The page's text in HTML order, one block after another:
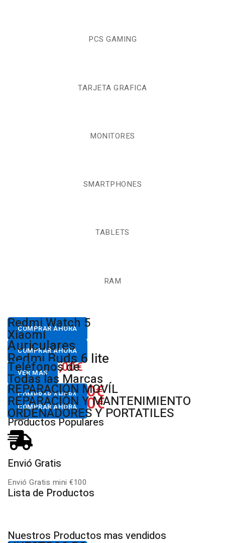
PCS GAMING
TARJETA GRAFICA
MONITORES
SMARTPHONES
TABLETS
RAM
Desde80,00€
COMPRAR AHORA
Redmi Watch 5
Xiaomi
Desde18,00€
COMPRAR AHORA
Auriculares
Redmi Buds 6 lite
Desde30,00€
VER MÁS
Teléfonos de
Todas las Marcas
Desde650.00€
COMPRAR AHORA
REPARACIÓN MOVÍL
MULTIMARCA
Desde822.00€
COMPRAR AHORA
REPARACIÓN Y MANTENIMIENTO
ORDENADORES Y PORTATILES
Productos Populares
Envió Gratis
Envió Gratis mini €100
Lista de Productos
Nuestros Productos mas vendidos